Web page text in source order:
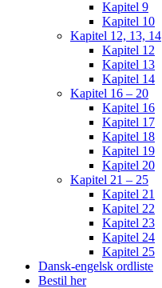
Kapitel 9
Kapitel 10
Kapitel 12, 13, 14
Kapitel 12
Kapitel 13
Kapitel 14
Kapitel 16 – 20
Kapitel 16
Kapitel 17
Kapitel 18
Kapitel 19
Kapitel 20
Kapitel 21 – 25
Kapitel 21
Kapitel 22
Kapitel 23
Kapitel 24
Kapitel 25
Dansk-engelsk ordliste
Bestil her